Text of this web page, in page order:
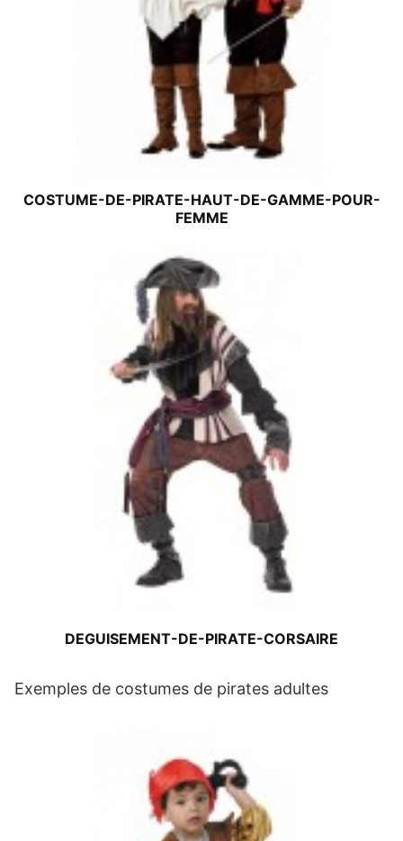
COSTUME-DE-PIRATE-HAUT-DE-GAMME-POUR-
FEMME
DEGUISEMENT-DE-PIRATE-CORSAIRE
Exemples de costumes de pirates adultes